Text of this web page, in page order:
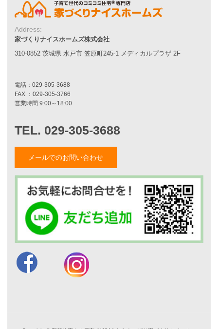
7つのポイント
アフターメンテナンス
平屋をお考えの方へ
二世帯住宅をお考えの方へ
リフォームをお考えの方へ
家づくりストーリー
家づくりへの想い
職人紹介
採用情報
お知らせ・イベント情報
ブログ一覧
菅原和彦のブログ
斎藤亮のブログ
小薬淳一のブログ
山形隆のブログ
Address:
家づくりナイスホームズ株式会社
310-0852 茨城県 水戸市 笠原町245-1 メディカルプラザ 2F
メールでのお問い合わせ